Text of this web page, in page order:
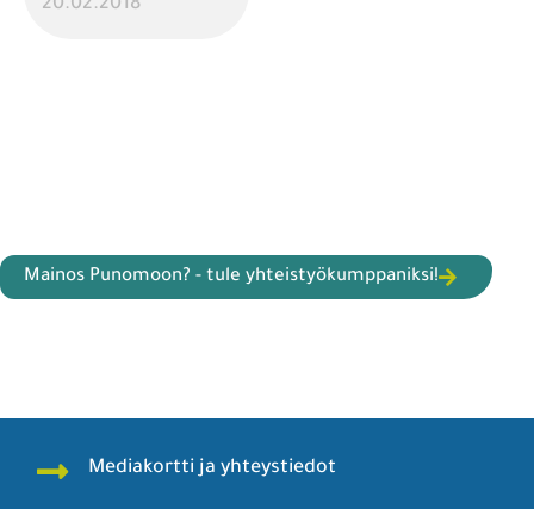
20.02.2018
Mainos Punomoon? - tule yhteistyökumppaniksi!
Mediakortti ja yhteystiedot